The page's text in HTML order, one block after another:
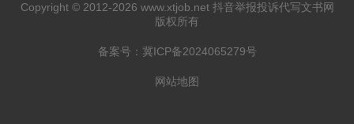
Copyright © 2012-2026 www.xtjob.net 抖音举报投诉代写文书网
版权所有
备案号： 冀ICP备2024065279号
网站地图